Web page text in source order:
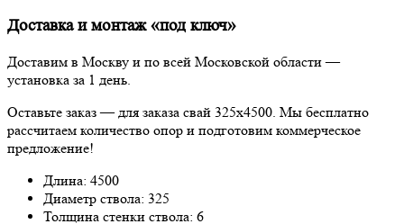
Доставка и монтаж «под ключ»
Доставим в Москву и по всей Московской области —
установка за 1 день.
Оставьте заказ — для заказа свай 325x4500. Мы бесплатно
рассчитаем количество опор и подготовим коммерческое
предложение!
Длина: 4500
Диаметр ствола: 325
Толщина стенки ствола: 6